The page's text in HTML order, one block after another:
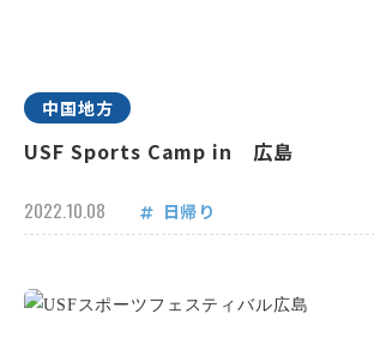
中国地方
USF Sports Camp in 広島
2022.10.08 日帰り